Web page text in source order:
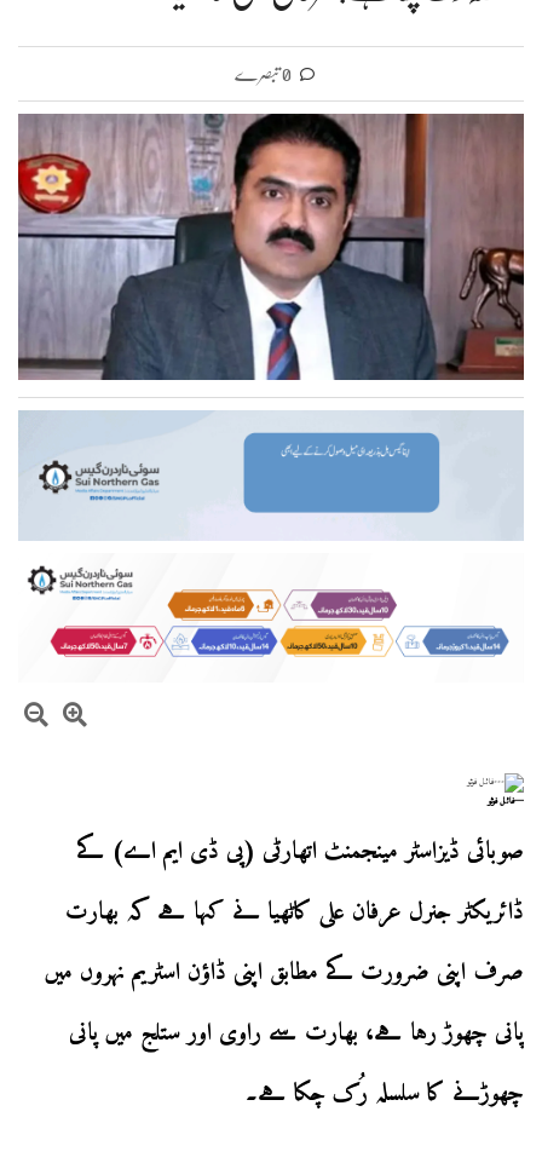
0 تبصرے
—فائل فوٹو
صوبائی ڈیزاسٹر مینجمنٹ اتھارٹی (پی ڈی ایم اے) کے
ڈائریکٹر جنرل عرفان علی کاٹھیا نے کہا ہے کہ بھارت
صرف اپنی ضرورت کے مطابق اپنی ڈاؤن اسٹریم نہروں میں
پانی چھوڑ رہا ہے، بھارت سے راوی اور ستلج میں پانی
چھوڑنے کا سلسلہ رُک چکا ہے۔